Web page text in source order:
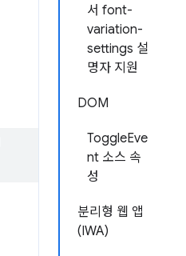
서 font-
variation-
settings 설
명자 지원
DOM
ToggleEve
nt 소스 속
성
분리형 웹 앱
(IWA)